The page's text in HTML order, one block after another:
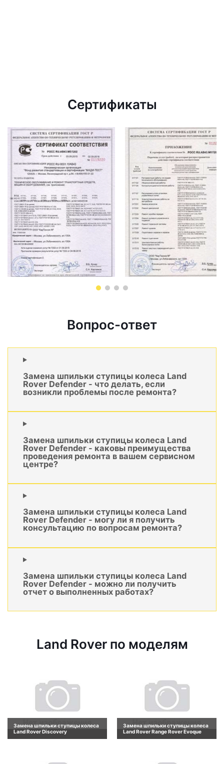
Сертификаты
Вопрос-ответ
Замена шпильки ступицы колеса Land
Rover Defender - что делать, если
возникли проблемы после ремонта?
Замена шпильки ступицы колеса Land
Rover Defender - каковы преимущества
проведения ремонта в вашем сервисном
центре?
Замена шпильки ступицы колеса Land
Rover Defender - могу ли я получить
консультацию по вопросам ремонта?
Замена шпильки ступицы колеса Land
Rover Defender - можно ли получить
отчет о выполненных работах?
Land Rover по моделям
Замена шпильки ступицы колеса
Land Rover Discovery
Замена шпильки ступицы колеса
Land Rover Range Rover Evoque